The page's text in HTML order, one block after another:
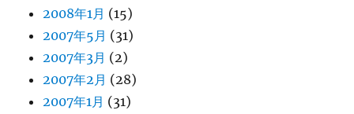
2008年1月 (15)
2007年5月 (31)
2007年3月 (2)
2007年2月 (28)
2007年1月 (31)